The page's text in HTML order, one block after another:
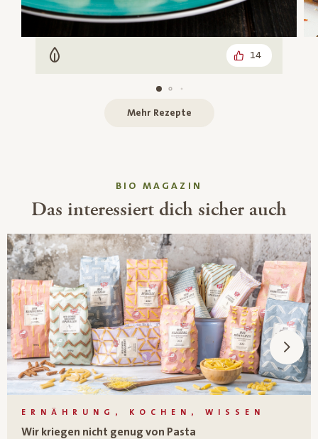
Vegetarisch 14
Mehr Rezepte
BIO MAGAZIN
Das interessiert dich sicher auch
ERNÄHRUNG, KOCHEN, WISSEN
Wir kriegen nicht genug von Pasta